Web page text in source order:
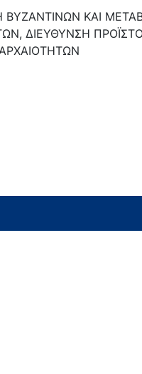
ΒΥΖΑΝΤΙΝΩΝ ΚΑΙ
ΔΙΕΥΘΥΝΣΗ